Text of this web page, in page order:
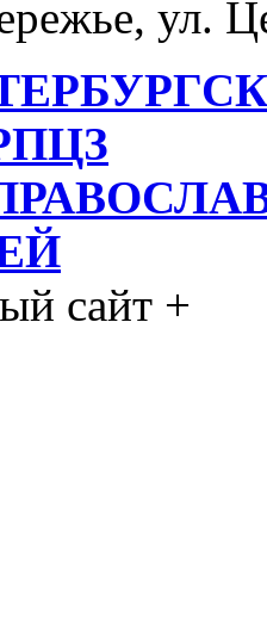
ул.
сайт +